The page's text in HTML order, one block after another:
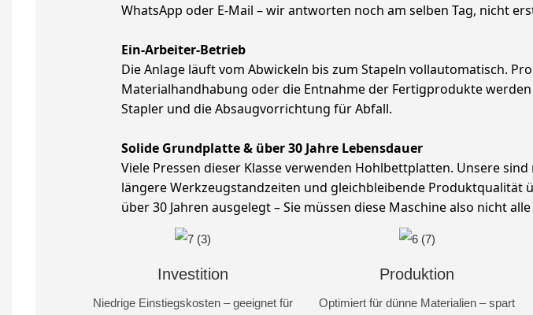
WhatsApp oder E-Mail – wir antworten noch am selben Tag, nicht
Ein-Arbeiter-Betrieb
Die Anlage läuft vom Abwickeln bis zum Stapeln vollautomatisch.
Materialhandhabung oder die Entnahme der Fertigprodukte
Stapler und die Absaugvorrichtung für Abfall.
Solide Grundplatte & über 30 Jahre Lebensdauer
Viele Pressen dieser Klasse verwenden Hohlbettplatten. Unsere
längere Werkzeugstandzeiten und gleichbleibende Produktqualität
über 30 Jahren ausgelegt – Sie müssen diese Maschine also nicht
Investition
Niedrige Einstiegskosten – geeignet für
Produktion
Optimiert für dünne Materialien – spart